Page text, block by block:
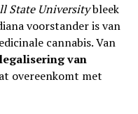
State Universitybleek
voorstander is van
cannabis. Van
legalisering van
overeenkomt met